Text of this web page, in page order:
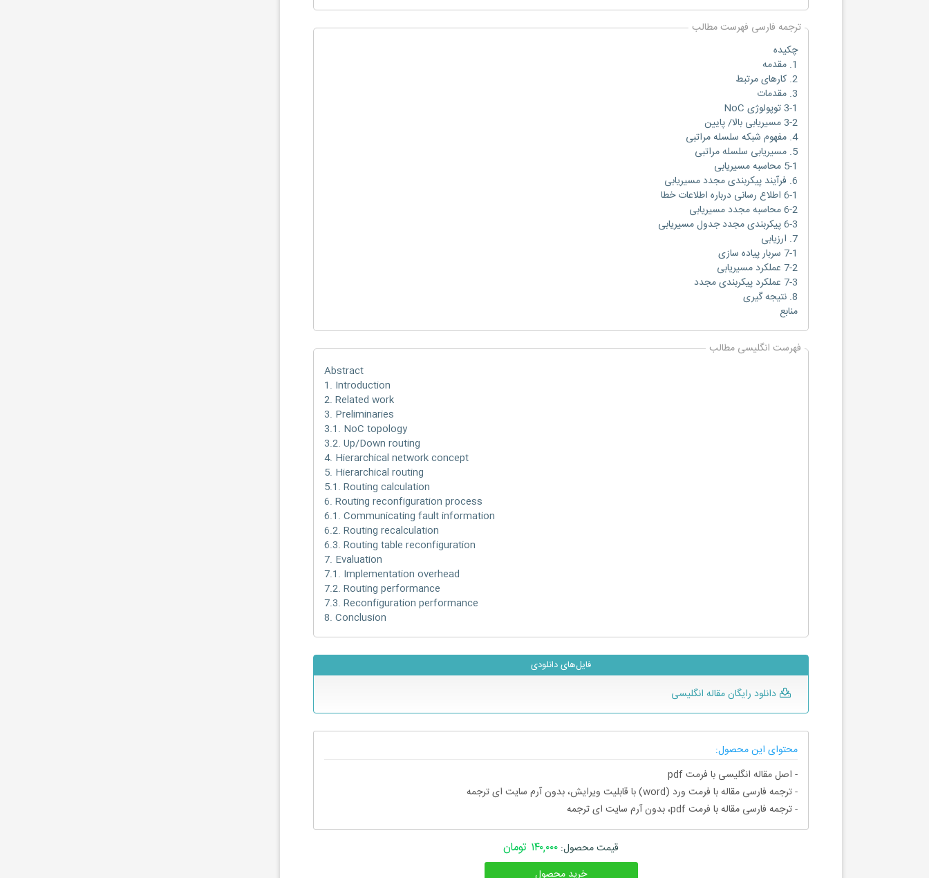
ترجمه فارسی فهرست مطالب
چکیده
1. مقدمه
2. کارهای مرتبط
3. مقدمات
3-1 توپولوژی NoC
3-2 مسیریابی بالا/ پایین
4. مفهوم شبکه سلسله مراتبی
5. مسیریابی سلسله مراتبی
5-1 محاسبه مسیریابی
6. فرآیند پیکربندی مجدد مسیریابی
6-1 اطلاع رسانی درباره اطلاعات خطا
6-2 محاسبه مجدد مسیریابی
6-3 پیکربندی مجدد جدول مسیریابی
7. ارزیابی
7-1 سربار پیاده سازی
7-2 عملکرد مسیریابی
7-3 عملکرد پیکربندی مجدد
8. نتیجه گیری
منابع
فهرست انگلیسی مطالب
Abstract
1. Introduction
2. Related work
3. Preliminaries
3.1. NoC topology
3.2. Up/Down routing
4. Hierarchical network concept
5. Hierarchical routing
5.1. Routing calculation
6. Routing reconfiguration process
6.1. Communicating fault information
6.2. Routing recalculation
6.3. Routing table reconfiguration
7. Evaluation
7.1. Implementation overhead
7.2. Routing performance
7.3. Reconfiguration performance
8. Conclusion
فایل‌های دانلودی
دانلود رایگان مقاله انگلیسی
محتوای این محصول:
- اصل مقاله انگلیسی با فرمت pdf
- ترجمه فارسی مقاله با فرمت ورد (word) با قابلیت ویرایش، بدون آرم سایت ای ترجمه
- ترجمه فارسی مقاله با فرمت pdf، بدون آرم سایت ای ترجمه
قیمت محصول: ۱۴۰,۰۰۰ تومان
خرید محصول